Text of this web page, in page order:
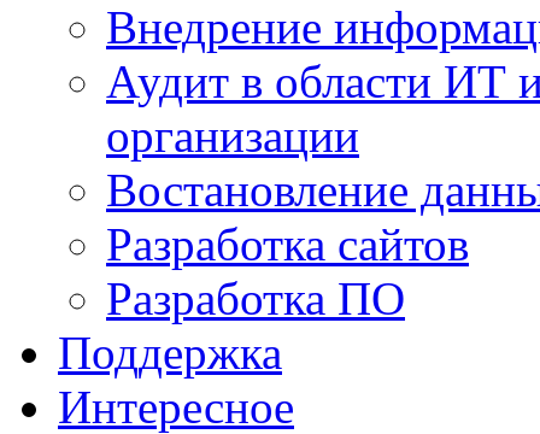
Внедрение
Аудит в области ИТ
организации
Востановление
Разработка сайтов
Разработка ПО
Поддержка
Интересное